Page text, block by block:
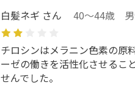
白髪ネギ さん 40～44歳
チロシンはメラニン色素の原
ーゼの働きを活性化させるこ
せんでした。